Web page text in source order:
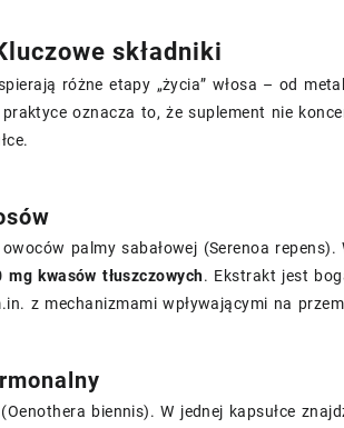
składniki
różne etapy „życia” włosa – od
oznacza to, że suplement nie
palmy sabałowej (Serenoa repens).
mg kwasów tłuszczowych. Ekstrakt jest
z mechanizmami wpływającymi na
biennis). W jednej kapsułce